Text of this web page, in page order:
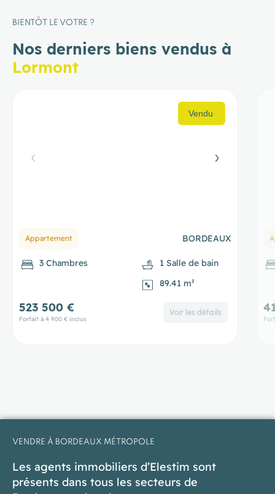
BIENTÔT LE VOTRE ?
Nos derniers biens vendus à
Lormont
Appartement BORDEAUX
2 Chambres
1 Salle de bain
78.79 m²
413 900 €
Forfait à 4 900 € inclus
Voir les détails
VENDRE À BORDEAUX MÉTROPOLE
Les agents immobiliers d’Elestim sont
présents dans tous les secteurs de